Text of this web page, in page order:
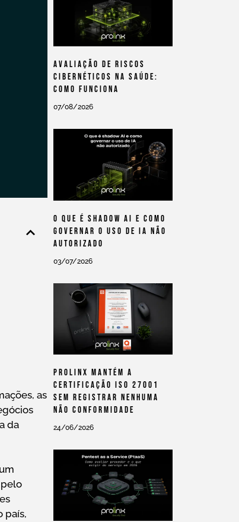
as
da
pelo
país,
Avaliação De Riscos
Cibernéticos Na Saúde:
Como Funciona
07/08/2026
O Que É Shadow AI E Como
Governar O Uso De IA Não
Autorizado
03/07/2026
Prolinx Mantém A
Certificação ISO 27001
Sem Registrar Nenhuma
Não Conformidade
24/06/2026